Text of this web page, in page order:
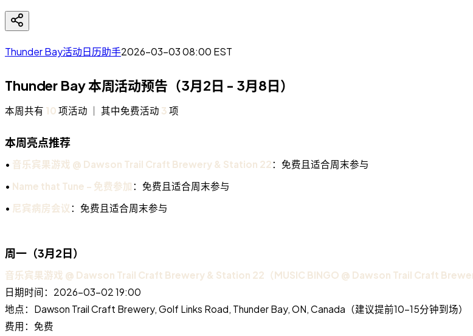
Thunder Bay活动日历助手2026-03-03 08:00 EST
Thunder Bay 本周活动预告（3月2日 - 3月8日）
本周共有 10 项活动 ｜ 其中免费活动 3 项
本周亮点推荐
• 音乐宾果游戏 @ Dawson Trail Craft Brewery & Station 22：免费且适合周末参与
• Name that Tune - 免费参加 ：免费且适合周末参与
• 尼宾病房会议 ：免费且适合周末参与
周一（3月2日）
音乐宾果游戏 @ Dawson Trail Craft Brewery & Station 22（MUSIC BINGO @ Dawson Trail Craft
日期时间：2026-03-02 19:00
地点：Dawson Trail Craft Brewery, Golf Links Road, Thunder Bay, ON, Canada（建议提前10-15分钟到场）
费用：免费